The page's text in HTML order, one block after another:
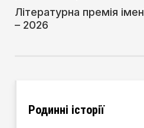
Літературна премія
– 2026
Родинні історії